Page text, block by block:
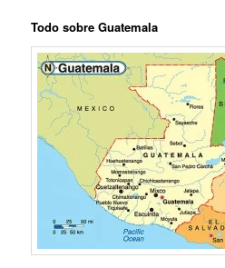
Todo sobre Guatemala